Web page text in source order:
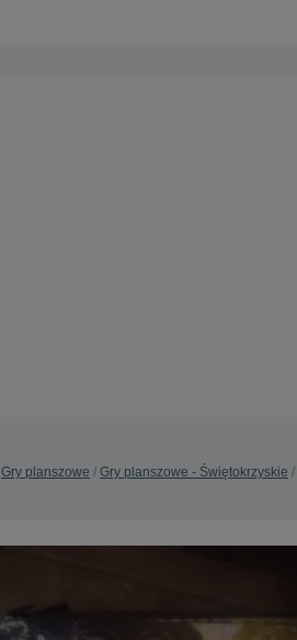
Gry planszowe Gry planszowe - Świętokrzyskie